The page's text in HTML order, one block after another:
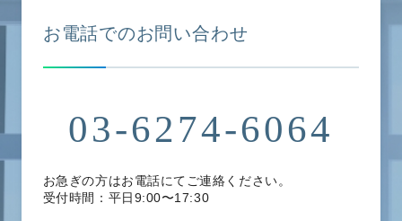
お電話でのお問い合わせ
03-6274-6064
お急ぎの方はお電話にてご連絡ください。
受付時間：平日9:00〜17:30